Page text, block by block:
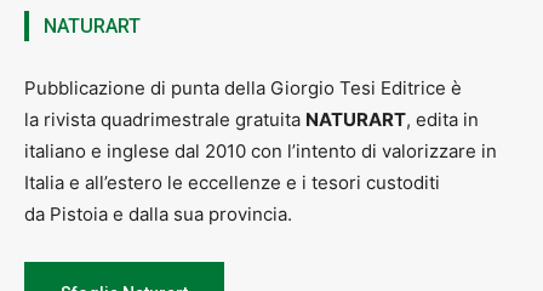
NATURART
Pubblicazione di punta della Giorgio Tesi Editrice è
la rivista quadrimestrale gratuita NATURART, edita in
italiano e inglese dal 2010 con l’intento di valorizzare in
Italia e all’estero le eccellenze e i tesori custoditi
da Pistoia e dalla sua provincia.